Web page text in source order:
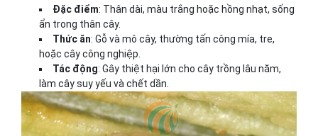
Đặc điểm: Thân dài, màu trắng hoặc hồng nhạt, sống
ẩn trong thân cây.
Thức ăn: Gỗ và mô cây, thường tấn công mía, tre,
hoặc cây công nghiệp.
Tác động: Gây thiệt hại lớn cho cây trồng lâu năm,
làm cây suy yếu và chết dần.